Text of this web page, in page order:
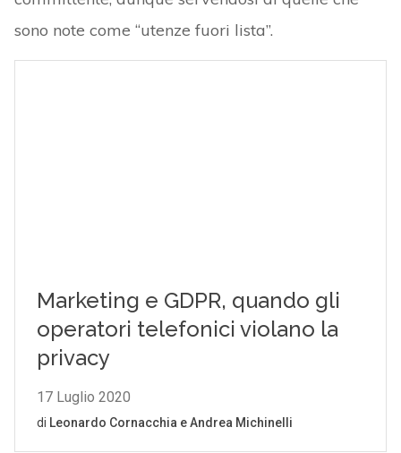
sono note come “utenze fuori lista”.